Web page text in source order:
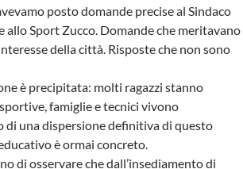
posto domande precise al Sindaco
allo Sport Zucco. Domande che meritavano
della città. Risposte che non sono
è precipitata: molti ragazzi stanno
famiglie e tecnici vivono
di una dispersione definitiva di questo
è ormai concreto.
di osservare che dall’insediamento di